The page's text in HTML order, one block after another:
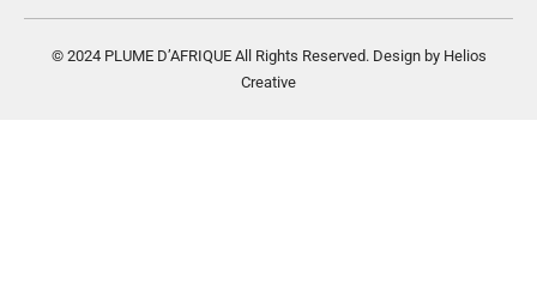
© 2024 PLUME D’AFRIQUE All Rights Reserved. Design by Helios
Creative